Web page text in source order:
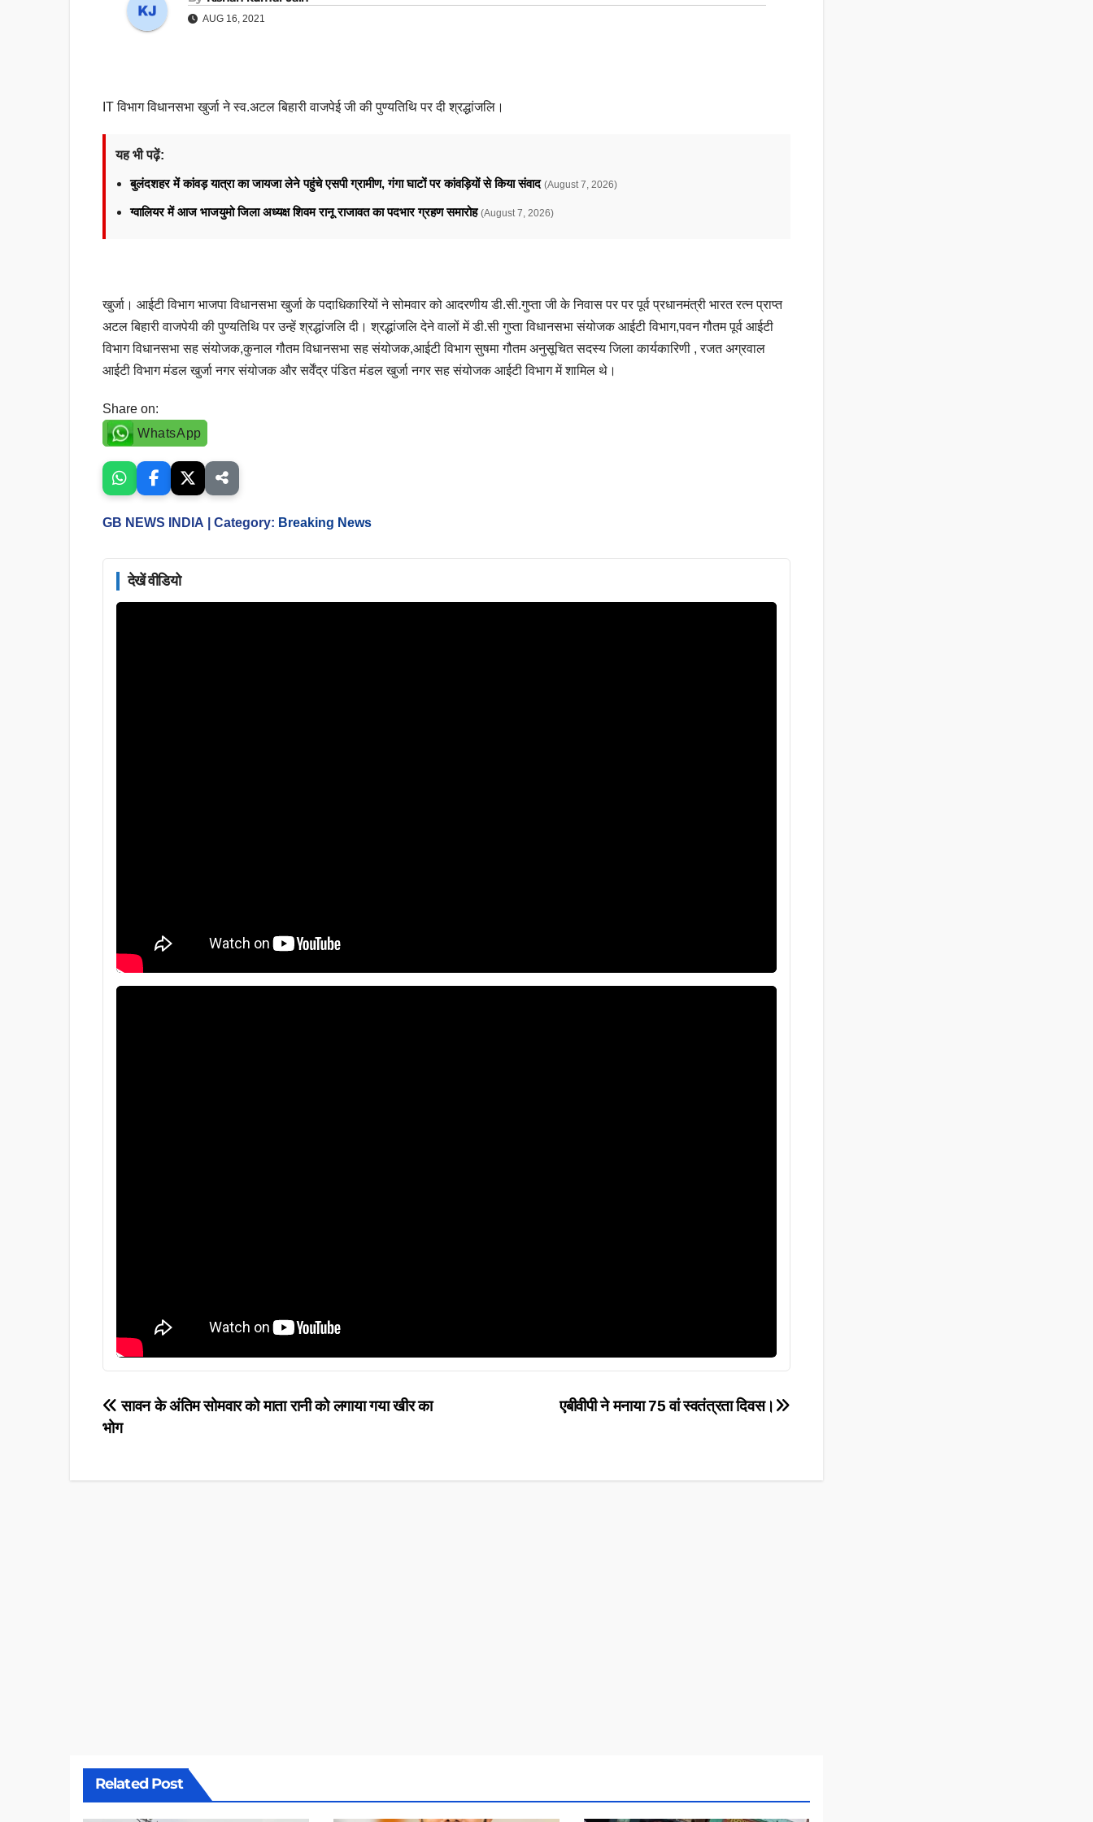
AUG 16, 2021
IT विभाग विधानसभा खुर्जा ने स्व.अटल बिहारी वाजपेई जी की पुण्यतिथि पर दी श्रद्धांजलि।
यह भी पढ़ें:
बुलंदशहर में कांवड़ यात्रा का जायजा लेने पहुंचे एसपी ग्रामीण, गंगा घाटों पर कांवड़ियों से किया संवाद (August 7, 2026)
ग्वालियर में आज भाजयुमो जिला अध्यक्ष शिवम रानू राजावत का पदभार ग्रहण समारोह (August 7, 2026)
खुर्जा। आईटी विभाग भाजपा विधानसभा खुर्जा के पदाधिकारियों ने सोमवार को आदरणीय डी.सी.गुप्ता जी के निवास पर पर पूर्व प्रधानमंत्री भारत रत्न प्राप्त
अटल बिहारी वाजपेयी की पुण्यतिथि पर उन्हें श्रद्धांजलि दी। श्रद्धांजलि देने वालों में डी.सी गुप्ता विधानसभा संयोजक आईटी विभाग,पवन गौतम पूर्व आईटी
विभाग विधानसभा सह संयोजक,कुनाल गौतम विधानसभा सह संयोजक,आईटी विभाग सुषमा गौतम अनुसूचित सदस्य जिला कार्यकारिणी , रजत अग्रवाल
आईटी विभाग मंडल खुर्जा नगर संयोजक और सर्वेंद्र पंडित मंडल खुर्जा नगर सह संयोजक आईटी विभाग में शामिल थे।
Share on:
WhatsApp
GB NEWS INDIA | Category: Breaking News
देखें वीडियो
Post
एबीवीपी ने मनाया 75 वां स्वतंत्रता दिवस।
सावन के अंतिम सोमवार को माता रानी को लगाया गया खीर का
भोग
Related Post